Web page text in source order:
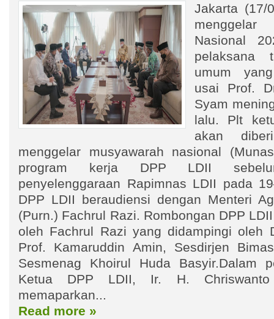
Jakarta (17/
Nasional
pelaksana
umum
usai Prof.
Syam
lalu. Plt
akan
menggelar musyawarah nasional
program kerja DPP LDII
penyelenggaraan Rapimnas LDII pada
DPP LDII beraudiensi dengan Menteri
(Purn.) Fachrul Razi. Rombongan DPP
oleh Fachrul Razi yang didampingi oleh
Prof. Kamaruddin Amin, Sesdirjen
Sesmenag Khoirul Huda Basyir.Dalam
Ketua DPP LDII, Ir. H.
memaparkan...
Read more »